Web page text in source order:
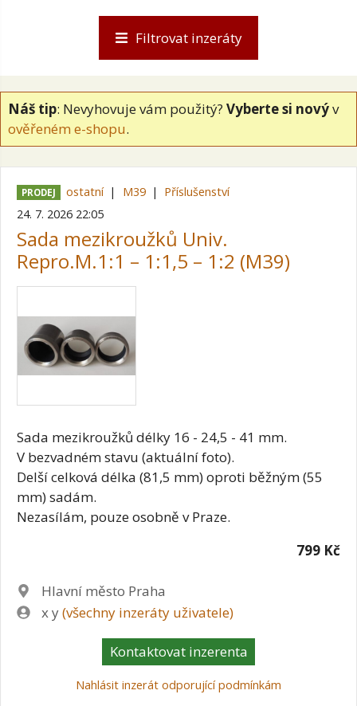
Náš tip: Nevyhovuje vám použitý? Vyberte si novýv
ověřeném e-shopu.
PRODEJ ostatní M39
Příslušenství
24. 7. 2026 22:05
Sada mezikroužků Univ.
Repro.M.1:1 – 1:1,5 – 1:2 (M39)
Sada mezikroužků délky 16 - 24,5 - 41 mm.
V bezvadném stavu (aktuální foto).
Delší celková délka (81,5 mm) oproti běžným (55
mm) sadám.
Nezasílám, pouze osobně v Praze.
799 Kč
Lokalita
Hlavní město Praha
Zadavatel
x y(všechny inzeráty uživatele)
Kontaktovat inzerenta
Nahlásit inzerát odporující podmínkám
Filtrovat inzeráty